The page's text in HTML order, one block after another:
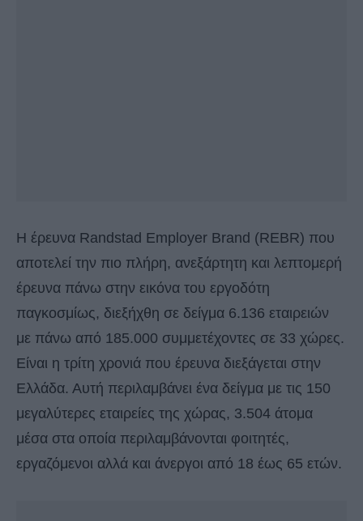
Η έρευνα Randstad Employer Brand (REBR) που
αποτελεί την πιο πλήρη, ανεξάρτητη και λεπτομερή
έρευνα πάνω στην εικόνα του εργοδότη
παγκοσμίως, διεξήχθη σε δείγμα 6.136 εταιρειών
με πάνω από 185.000 συμμετέχοντες σε 33 χώρες.
Είναι η τρίτη χρονιά που έρευνα διεξάγεται στην
Ελλάδα. Αυτή περιλαμβάνει ένα δείγμα με τις 150
μεγαλύτερες εταιρείες της χώρας, 3.504 άτομα
μέσα στα οποία περιλαμβάνονται φοιτητές,
εργαζόμενοι αλλά και άνεργοι από 18 έως 65 ετών.